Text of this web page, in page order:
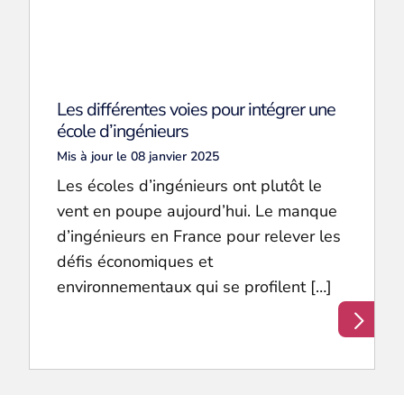
Les différentes voies pour intégrer une
école d’ingénieurs
Mis à jour le 08 janvier 2025
Les écoles d’ingénieurs ont plutôt le
vent en poupe aujourd’hui. Le manque
d’ingénieurs en France pour relever les
défis économiques et
environnementaux qui se profilent […]